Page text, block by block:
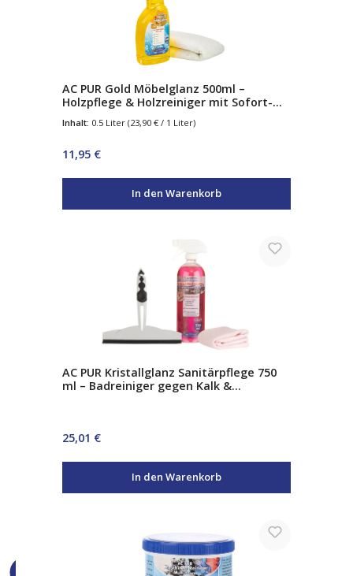
AC PUR Gold Möbelglanz 500ml –
Holzpflege & Holzreiniger mit Sofort-
Möbel, Parkett & Antiquitäten
Inhalt: 0.5 Liter (23,90 € / 1 Liter)
Regulärer Preis:
11,95 €
In den Warenkorb
AC PUR Kristallglanz Sanitärpflege 750
ml – Badreiniger gegen Kalk &
Regulärer Preis:
25,01 €
In den Warenkorb